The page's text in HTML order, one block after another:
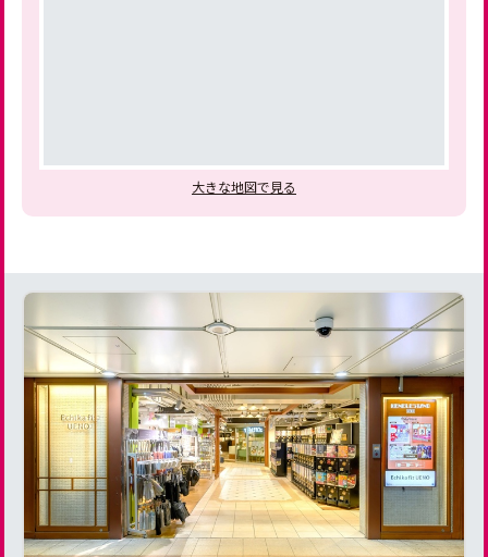
大きな地図で見る